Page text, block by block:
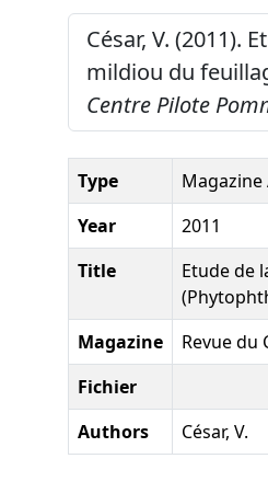
César, V. (2011).
mildiou du
Centre Pilote
Type
Year
2011
Title
Etude de
Magazine
Revue du
Fichier
Authors
César, V.